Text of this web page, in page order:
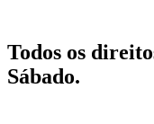
Todos os
Sábado.